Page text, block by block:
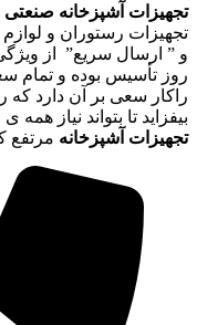
تجهیزات آشپزخانه صنعتی
تجهیزات رستوران و
و ” ارسال سریع” از
روز تأسیس بوده و تمام
راکار سعی بر آن دارد که
بیفزاید تا بتواند نیاز همه
تجهیزات آشپزخانه مرتفع